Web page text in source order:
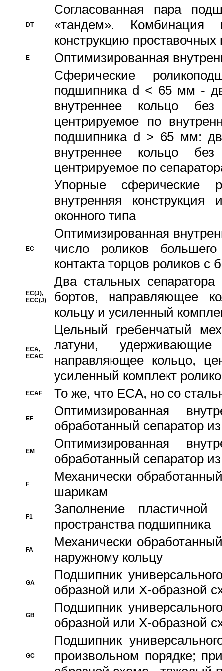
DT
Согласованная пара
«тандем».
конструкцию проставочных
E
Оптимизированная
Сферические
подшипника d < 65 мм -
внутреннее кольцо
центрируемое по
подшипника d > 65 мм:
внутреннее кольцо
центрируемое по
Упорные сферические
внутренняя
оконного типа
EC
Oптимизированная
число роликов
контакта торцов роликов с
EC(J),
ECC(J)
Два стальных сепаратора
бортов, направляющее
кольцу и усиленный
ECA,
ECAC
Цельный гребенчатый
латуни,
направляющее кольцо,
усиленный комплект
ECAF То же, что ECA, но со
EF
Оптимизированная
обработанный сепаратор
EM
Оптимизированная
обработанный сепаратор
F
Механически
шарикам
F1
Заполнение
пространства подшипника
FA
Механически
наружному кольцу
GA
Подшипник
образной или Х-образной
GB
Подшипник
образной или Х-образной
GC
Подшипник
произвольном порядке;